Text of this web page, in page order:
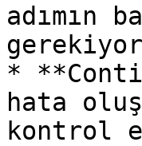
adımın
*
hata
kontrol